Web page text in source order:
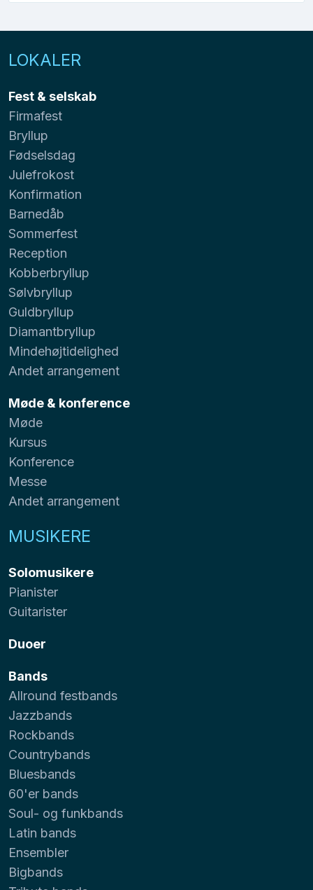
LOKALER
Fest & selskab
Firmafest
Bryllup
Fødselsdag
Julefrokost
Konfirmation
Barnedåb
Sommerfest
Reception
Kobberbryllup
Sølvbryllup
Guldbryllup
Diamantbryllup
Mindehøjtidelighed
Andet arrangement
Møde & konference
Møde
Kursus
Konference
Messe
Andet arrangement
MUSIKERE
Solomusikere
Pianister
Guitarister
Duoer
Bands
Allround festbands
Jazzbands
Rockbands
Countrybands
Bluesbands
60'er bands
Soul- og funkbands
Latin bands
Ensembler
Bigbands